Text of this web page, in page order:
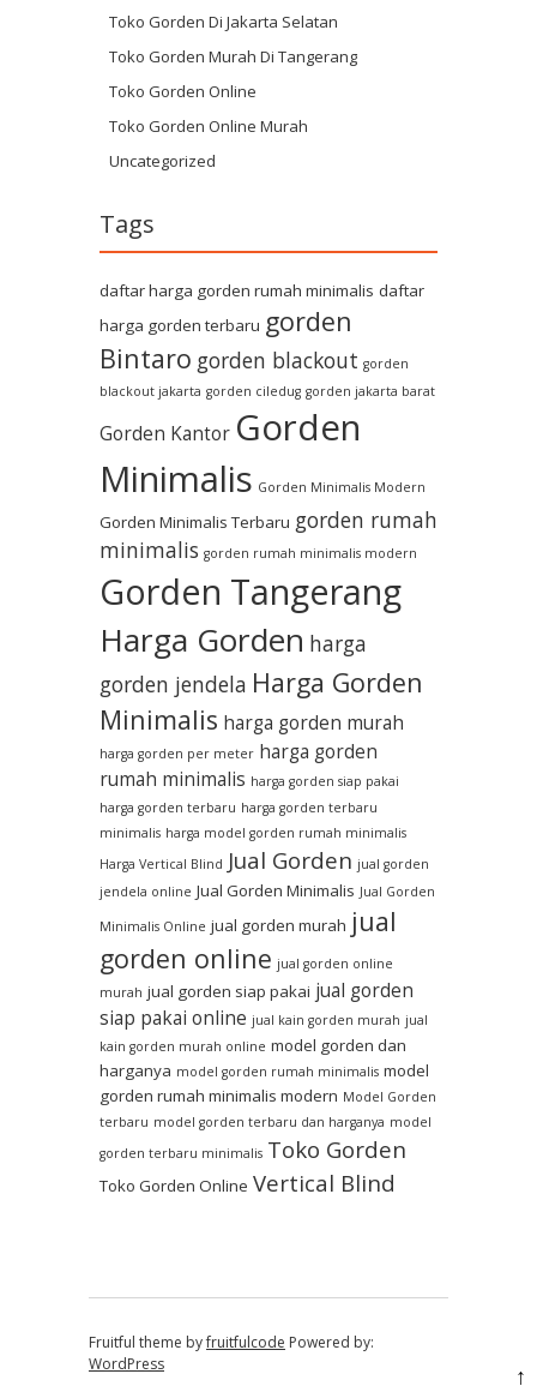
Toko Gorden Di Jakarta Selatan
Toko Gorden Murah Di Tangerang
Toko Gorden Online
Toko Gorden Online Murah
Uncategorized
Tags
daftar harga gorden rumah minimalis daftar
harga gorden terbaru gorden
Bintaro gorden blackout gorden
blackout jakarta gorden ciledug gorden jakarta barat
Gorden Kantor Gorden
Minimalis Gorden Minimalis Modern
Gorden Minimalis Terbaru gorden rumah
minimalis gorden rumah minimalis modern
Gorden Tangerang
Harga Gorden harga
gorden jendela Harga Gorden
Minimalis harga gorden murah
harga gorden per meter harga gorden
rumah minimalis harga gorden siap pakai
harga gorden terbaru harga gorden terbaru
minimalis harga model gorden rumah minimalis
Harga Vertical Blind Jual Gorden jual gorden
jendela online Jual Gorden Minimalis Jual Gorden
Minimalis Online jual gorden murah jual
gorden online jual gorden online
murah jual gorden siap pakai jual gorden
siap pakai online jual kain gorden murah jual
kain gorden murah online model gorden dan
harganya model gorden rumah minimalis model
gorden rumah minimalis modern Model Gorden
terbaru model gorden terbaru dan harganya model
gorden terbaru minimalis Toko Gorden
Toko Gorden Online Vertical Blind
Fruitful theme byfruitfulcode Powered by:
WordPress
↑